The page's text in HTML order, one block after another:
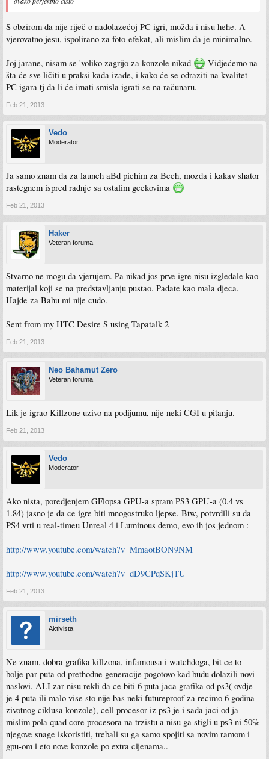
S obzirom da nije riječ o nadolazećoj PC igri, možda i nisu hehe. A
vjerovatno jesu, ispolirano za foto-efekat, ali mislim da je minimalno.
Joj jarane, nisam se 'voliko zagrijo za konzole nikad
Vidjećemo na
šta će sve ličiti u praksi kada izađe, i kako će se odraziti na kvalitet
PC igara tj da li će imati smisla igrati se na računaru.
Feb 21, 2013
Vedo
Moderator
Ja samo znam da za launch aBd pichim za Bech, mozda i kakav shator
rastegnem ispred radnje sa ostalim geekovima
Feb 21, 2013
Haker
Veteran foruma
Stvarno ne mogu da vjerujem. Pa nikad jos prve igre nisu izgledale kao
materijal koji se na predstavljanju pustao. Padate kao mala djeca.
Hajde za Bahu mi nije cudo.
Sent from my HTC Desire S using Tapatalk 2
Feb 21, 2013
Neo Bahamut Zero
Veteran foruma
Lik je igrao Killzone uzivo na podijumu, nije neki CGI u pitanju.
Feb 21, 2013
Vedo
Moderator
Ako nista, poredjenjem GFlopsa GPU-a spram PS3 GPU-a (0.4 vs
1.84) jasno je da ce igre biti mnogostruko ljepse. Btw, potvrdili su da
PS4 vrti u real-timeu Unreal 4 i Luminous demo, evo ih jos jednom :
http://www.youtube.com/watch?v=MmaotBON9NM
http://www.youtube.com/watch?v=dD9CPqSKjTU
Feb 21, 2013
mirseth
Aktivista
Ne znam, dobra grafika killzona, infamousa i watchdoga, bit ce to
bolje par puta od prethodne generacije pogotovo kad budu dolazili novi
naslovi, ALI zar nisu rekli da ce biti 6 puta jaca grafika od ps3( ovdje
je 4 puta ili malo vise sto nije bas neki futureproof za recimo 6 godina
zivotnog ciklusa konzole), cell procesor iz ps3 je i sada jaci od ja
mislim pola quad core procesora na trzistu a nisu ga stigli u ps3 ni 50%
njegove snage iskoristiti, trebali su ga samo spojiti sa novim ramom i
gpu-om i eto nove konzole po extra cijenama..